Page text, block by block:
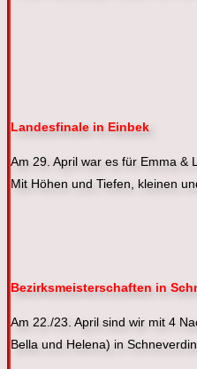
Landesfinale in Einbek
Am 29. April war es für Emma &
Mit Höhen und Tiefen, kleinen
Bezirksmeisterschaften in
Am 22./23. April sind wir mit 4
Bella und Helena) in